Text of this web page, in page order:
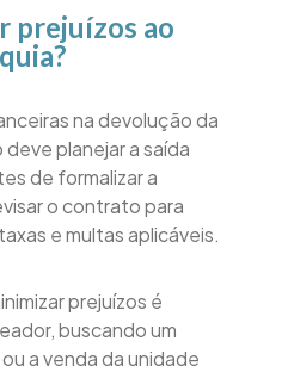
prejuízos ao
na devolução da
planejar a saída
de formalizar a
o contrato para
e multas aplicáveis.
prejuízos é
buscando um
a venda da unidade